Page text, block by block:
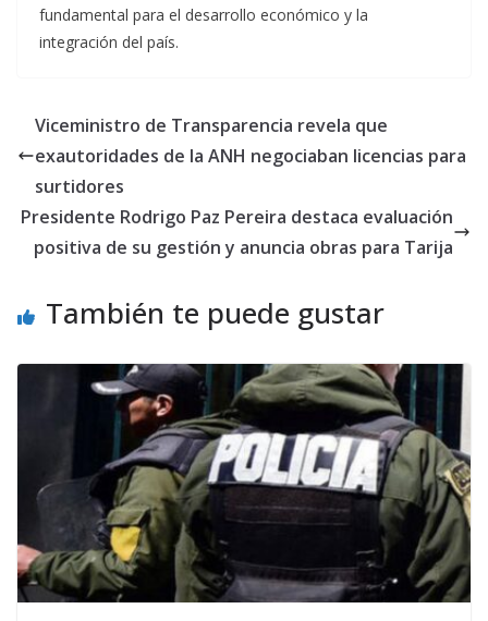
fundamental para el desarrollo económico y la
integración del país.
Viceministro de Transparencia revela que
exautoridades de la ANH negociaban licencias para
surtidores
Presidente Rodrigo Paz Pereira destaca evaluación
positiva de su gestión y anuncia obras para Tarija
También te puede gustar